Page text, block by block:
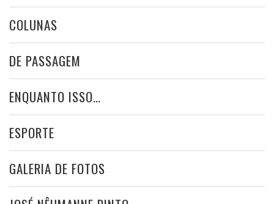
COLUNAS
DE PASSAGEM
ENQUANTO ISSO…
ESPORTE
GALERIA DE FOTOS